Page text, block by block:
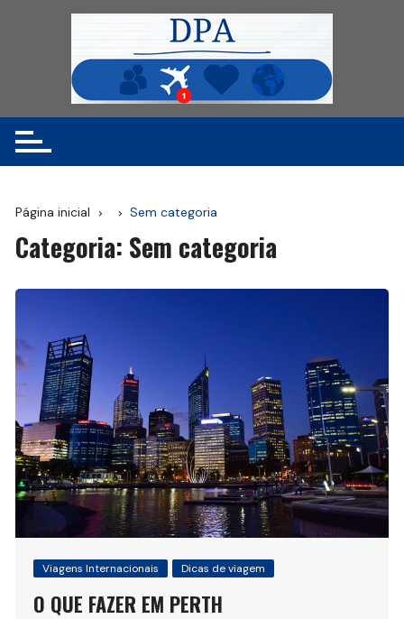
Página inicial Sem categoria
Categoria: Sem categoria
Viagens Internacionais Dicas de viagem
O QUE FAZER EM PERTH